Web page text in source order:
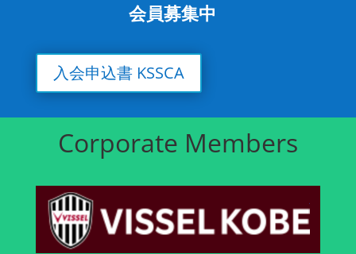
会員募集中
入会申込書 KSSCA
Corporate Members